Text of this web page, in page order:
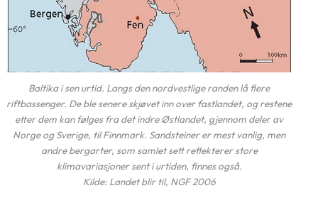
Baltika i sen urtid. Langs den nordvestlige randen lå flere
riftbassenger. De ble senere skjøvet inn over fastlandet, og restene
etter dem kan følges fra det indre Østlandet, gjennom deler av
Norge og Sverige, til Finnmark. Sandsteiner er mest vanlig, men
andre bergarter, som samlet sett reflekterer store
klimavariasjoner sent i urtiden, finnes også.
Kilde: Landet blir til, NGF 2006